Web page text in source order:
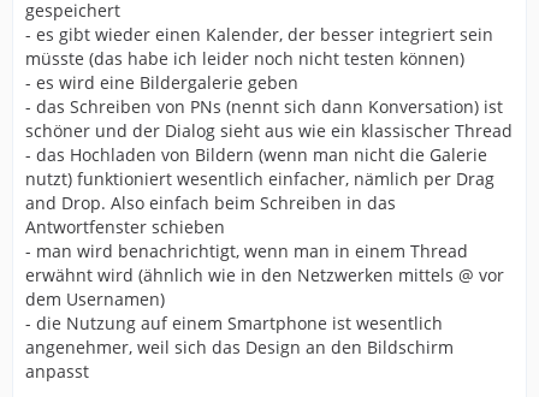
gespeichert
- es gibt wieder einen Kalender, der besser integriert sein
müsste (das habe ich leider noch nicht testen können)
- es wird eine Bildergalerie geben
- das Schreiben von PNs (nennt sich dann Konversation) ist
schöner und der Dialog sieht aus wie ein klassischer Thread
- das Hochladen von Bildern (wenn man nicht die Galerie
nutzt) funktioniert wesentlich einfacher, nämlich per Drag
and Drop. Also einfach beim Schreiben in das
Antwortfenster schieben
- man wird benachrichtigt, wenn man in einem Thread
erwähnt wird (ähnlich wie in den Netzwerken mittels @ vor
dem Usernamen)
- die Nutzung auf einem Smartphone ist wesentlich
angenehmer, weil sich das Design an den Bildschirm
anpasst